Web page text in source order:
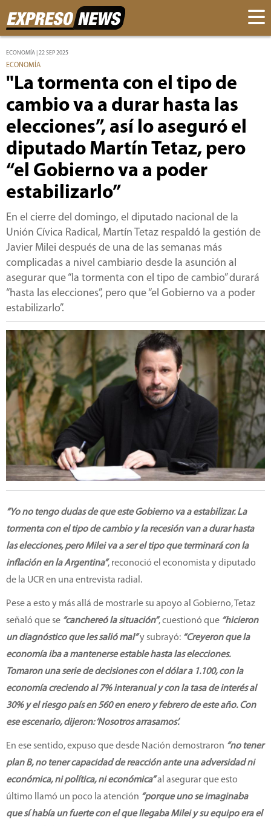
ECONOMÍA | 22 SEP 2025
ECONOMÍA
"La tormenta con el tipo de
cambio va a durar hasta las
elecciones”, así lo aseguró el
diputado Martín Tetaz, pero
“el Gobierno va a poder
estabilizarlo”
En el cierre del domingo, el diputado nacional de la
Unión Cívica Radical, Martín Tetaz respaldó la gestión de
Javier Milei después de una de las semanas más
complicadas a nivel cambiario desde la asunción al
asegurar que “la tormenta con el tipo de cambio” durará
“hasta las elecciones”, pero que “el Gobierno va a poder
estabilizarlo”.
“Yo no tengo dudas de que este Gobierno va a estabilizar. La
tormenta con el tipo de cambio y la recesión van a durar hasta
las elecciones, pero Milei va a ser el tipo que terminará con la
inflación en la Argentina”, reconoció el economista y diputado
de la UCR en una entrevista radial.
Pese a esto y más allá de mostrarle su apoyo al Gobierno, Tetaz
señaló que se “canchereó la situación”, cuestionó que “hicieron
un diagnóstico que les salió mal”y subrayó: “Creyeron que la
economía iba a mantenerse estable hasta las elecciones.
Tomaron una serie de decisiones con el dólar a 1.100, con la
economía creciendo al 7% interanual y con la tasa de interés al
30% y el riesgo país en 560 en enero y febrero de este año. Con
ese escenario, dijeron: ‘Nosotros arrasamos’.
En ese sentido, expuso que desde Nación demostraron “no tener
plan B, no tener capacidad de reacción ante una adversidad ni
económica, ni política, ni económica”al asegurar que esto
último llamó un poco la atención “porque uno se imaginaba
que sí había un fuerte con el que llegaba Milei y su equipo era el